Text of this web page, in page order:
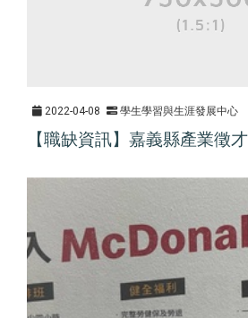
2022-04-08 學生學習與生涯發展中心
【職缺資訊】嘉義縣產業徵